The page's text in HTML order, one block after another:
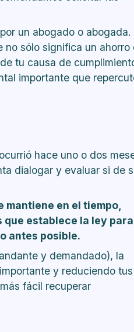
un abogado o abogada.
no sólo significa un ahorro
tu causa de
importante que
hace uno o dos
dialogar y evaluar si de
en el tiempo,
establece la ley para
antes posible.
y demandado), la
y reduciendo tus
fácil recuperar